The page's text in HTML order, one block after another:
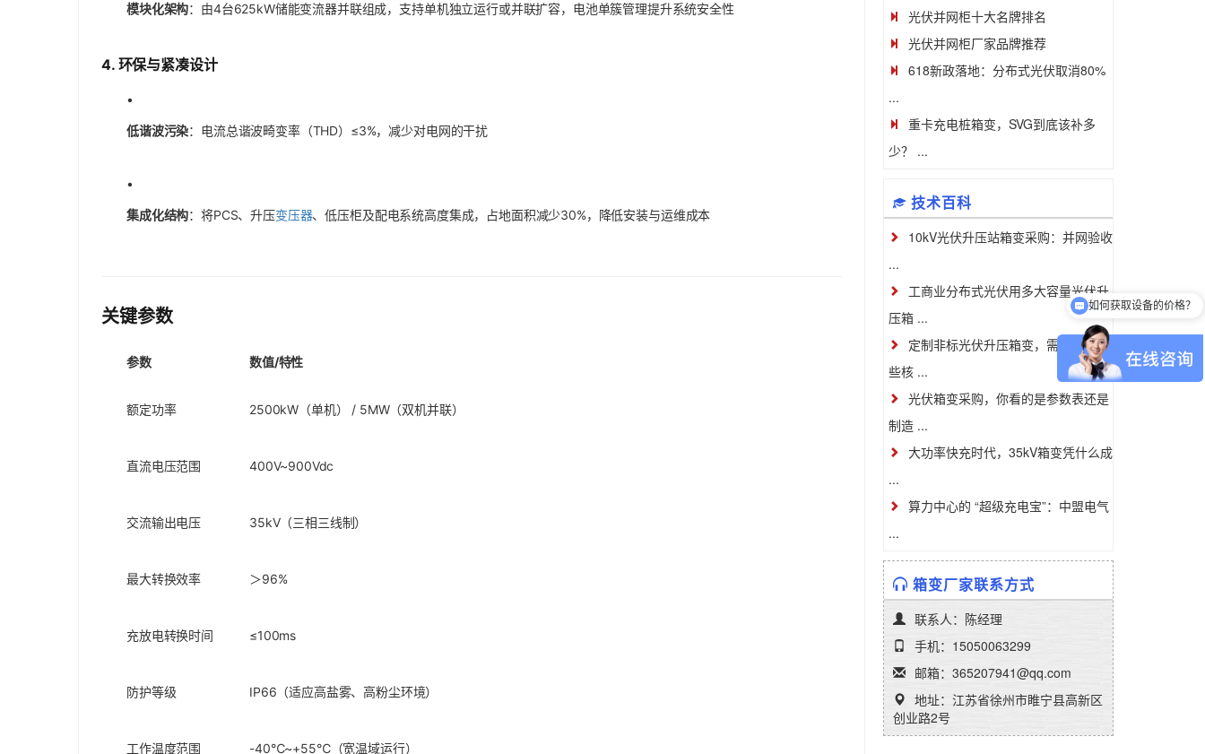
模块化架构：由4台625kW储能变流器并联组成，支持单机独立运行或并联扩容，电池单簇管理提升系统安全性
4. 环保与紧凑设计
•
低谐波污染：电流总谐波畸变率（THD）≤3%，减少对电网的干扰
•
集成化结构：将PCS、升压变压器、低压柜及配电系统高度集成，占地面积减少30%，降低安装与运维成本
关键参数
参数 数值/特性
额定功率 2500kW（单机） / 5MW（双机并联）
直流电压范围 400V~900Vdc
交流输出电压 35kV（三相三线制）
最大转换效率 ＞96%
充放电转换时间 ≤100ms
防护等级 IP66（适应高盐雾、高粉尘环境）
工作温度范围 -40℃~+55℃（宽温域运行）
光伏并网柜十大名牌排名
光伏并网柜厂家品牌推荐
618新政落地：分布式光伏取消80%
...
重卡充电桩箱变，SVG到底该补多
少？ ...
技术百科
10kV光伏升压站箱变采购：并网验收
...
工商业分布式光伏用多大容量光伏升
压箱 ...
定制非标光伏升压箱变，需要准备哪
些核 ...
光伏箱变采购，你看的是参数表还是
制造 ...
大功率快充时代，35kV箱变凭什么成
...
算力中心的 “超级充电宝”：中盟电气
...
箱变厂家联系方式
联系人：陈经理
手机：15050063299
邮箱：365207941@qq.com
地址：江苏省徐州市睢宁县高新区
创业路2号
如何获取设备的价格？